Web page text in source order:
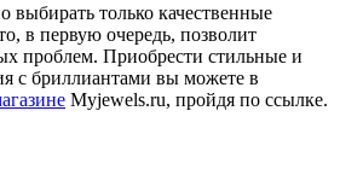
выбирать только качественные
в первую очередь, позволит
проблем. Приобрести стильные и
с бриллиантами вы можете в
Myjewels.ru, пройдя по ссылке.